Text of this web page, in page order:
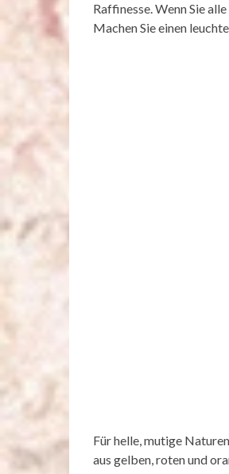
Raffinesse. Wenn Sie
Machen Sie einen
Für helle, mutige
aus gelben, roten und